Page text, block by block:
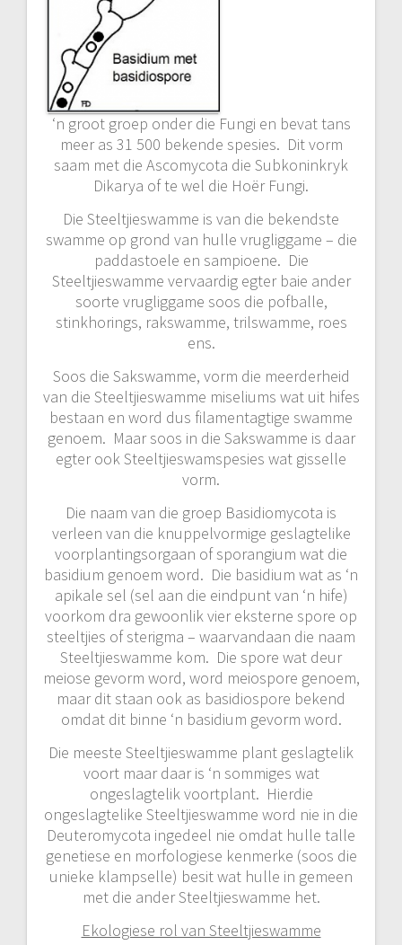
‘n groot groep onder die Fungi en bevat tans
meer as 31 500 bekende spesies. Dit vorm
saam met die Ascomycota die Subkoninkryk
Dikarya of te wel die Hoër Fungi.
Die Steeltjieswamme is van die bekendste
swamme op grond van hulle vrugliggame – die
paddastoele en sampioene. Die
Steeltjieswamme vervaardig egter baie ander
soorte vrugliggame soos die pofballe,
stinkhorings, rakswamme, trilswamme, roes
ens.
Soos die Sakswamme, vorm die meerderheid
van die Steeltjieswamme miseliums wat uit hifes
bestaan en word dus filamentagtige swamme
genoem. Maar soos in die Sakswamme is daar
egter ook Steeltjieswamspesies wat gisselle
vorm.
Die naam van die groep Basidiomycota is
verleen van die knuppelvormige geslagtelike
voorplantingsorgaan of sporangium wat die
basidium genoem word. Die basidium wat as ‘n
apikale sel (sel aan die eindpunt van ‘n hife)
voorkom dra gewoonlik vier eksterne spore op
steeltjies of sterigma – waarvandaan die naam
Steeltjieswamme kom. Die spore wat deur
meiose gevorm word, word meiospore genoem,
maar dit staan ook as basidiospore bekend
omdat dit binne ‘n basidium gevorm word.
Die meeste Steeltjieswamme plant geslagtelik
voort maar daar is ‘n sommiges wat
ongeslagtelik voortplant. Hierdie
ongeslagtelike Steeltjieswamme word nie in die
Deuteromycota ingedeel nie omdat hulle talle
genetiese en morfologiese kenmerke (soos die
unieke klampselle) besit wat hulle in gemeen
met die ander Steeltjieswamme het.
Ekologiese rol van Steeltjieswamme